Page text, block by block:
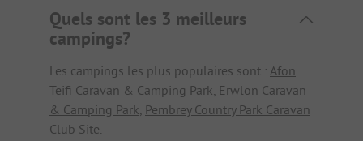
Quels sont les 3 meilleurs
campings?
Les campings les plus populaires sont : Afon
Teifi Caravan & Camping Park, Erwlon Caravan
& Camping Park, Pembrey Country Park Caravan
Club Site.